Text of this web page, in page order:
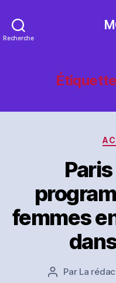
Recherche
femmes
Auteur
Par La